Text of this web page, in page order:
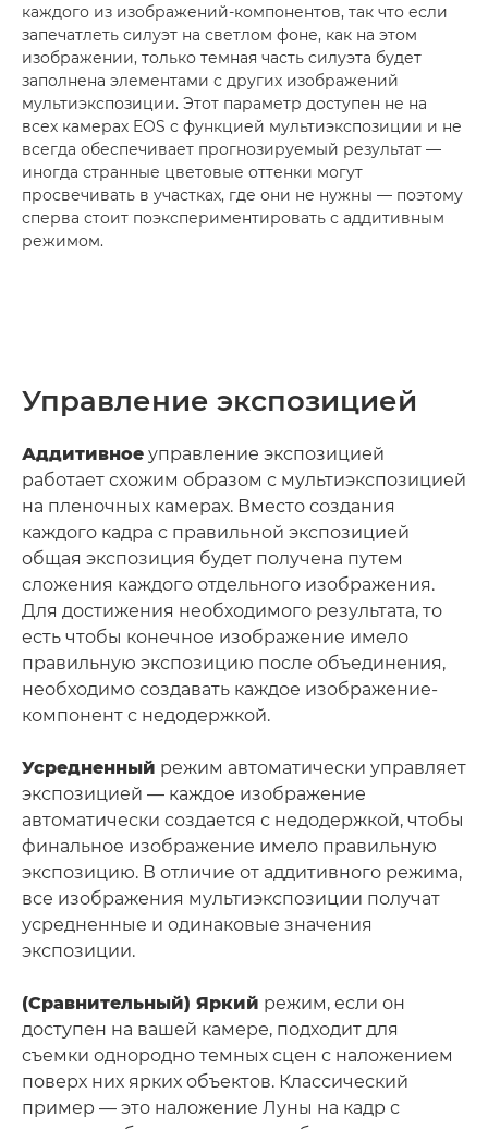
каждого из изображений-компонентов, так что если
запечатлеть силуэт на светлом фоне, как на этом
изображении, только темная часть силуэта будет
заполнена элементами с других изображений
мультиэкспозиции. Этот параметр доступен не на
всех камерах EOS с функцией мультиэкспозиции и не
всегда обеспечивает прогнозируемый результат —
иногда странные цветовые оттенки могут
просвечивать в участках, где они не нужны — поэтому
сперва стоит поэкспериментировать с аддитивным
режимом.
Управление экспозицией
Аддитивное управление экспозицией
работает схожим образом с мультиэкспозицией
на пленочных камерах. Вместо создания
каждого кадра с правильной экспозицией
общая экспозиция будет получена путем
сложения каждого отдельного изображения.
Для достижения необходимого результата, то
есть чтобы конечное изображение имело
правильную экспозицию после объединения,
необходимо создавать каждое изображение-
компонент с недодержкой.
Усредненный режим автоматически управляет
экспозицией — каждое изображение
автоматически создается с недодержкой, чтобы
финальное изображение имело правильную
экспозицию. В отличие от аддитивного режима,
все изображения мультиэкспозиции получат
усредненные и одинаковые значения
экспозиции.
(Сравнительный) Яркий режим, если он
доступен на вашей камере, подходит для
съемки однородно темных сцен с наложением
поверх них ярких объектов. Классический
пример — это наложение Луны на кадр с